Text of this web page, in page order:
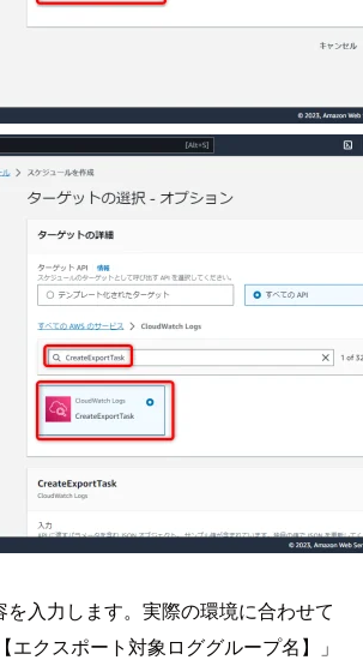
を入力します。実際の環境に合わせて
エクスポート対象ロググループ名】」